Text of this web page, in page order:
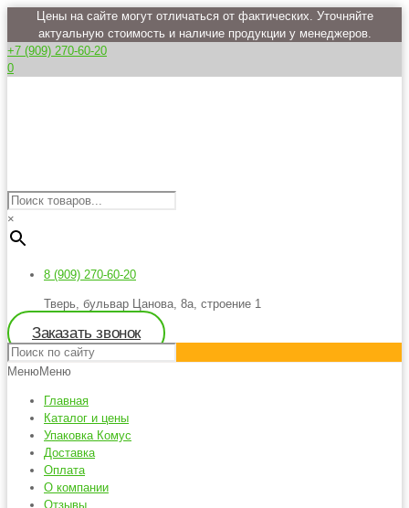
Цены на сайте могут отличаться от фактических. Уточняйте
актуальную стоимость и наличие продукции у менеджеров.
+7 (909) 270-60-20
0
×
8 (909) 270-60-20
Тверь, бульвар Цанова, 8а, строение 1
Заказать звонок
МенюМеню
Главная
Каталог и цены
Упаковка Комус
Доставка
Оплата
О компании
Отзывы